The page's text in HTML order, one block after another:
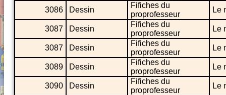
3086 Dessin
Fifiches du
proprofesseur
Le
3087 Dessin
Fifiches du
proprofesseur
Le
3087 Dessin
Fifiches du
proprofesseur
Le
3089 Dessin
Fifiches du
proprofesseur
Le
3090 Dessin
Fifiches du
proprofesseur
Le